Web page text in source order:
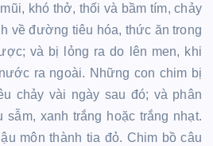
khó thở, thối và bầm tím, chảy
về đường tiêu hóa, thức ăn trong
và bị lỏng ra do lên men, khi
ra ngoài. Những con chim bị
chảy vài ngày sau đó; và phân
sẫm, xanh trắng hoặc trắng nhạt.
môn thành tia đỏ. Chim bồ câu